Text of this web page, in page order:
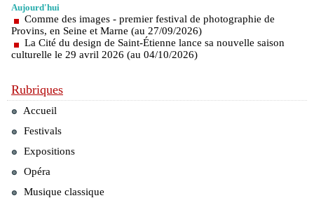
Aujourd'hui
Comme des images - premier festival de photographie de
Provins, en Seine et Marne (au 27/09/2026)
La Cité du design de Saint-Étienne lance sa nouvelle saison
culturelle le 29 avril 2026 (au 04/10/2026)
Rubriques
Accueil
Festivals
Expositions
Opéra
Musique classique